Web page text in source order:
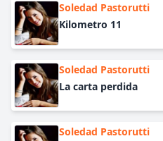
Soledad Pastorutti
Kilometro 11
Soledad Pastorutti
La carta perdida
Soledad Pastorutti